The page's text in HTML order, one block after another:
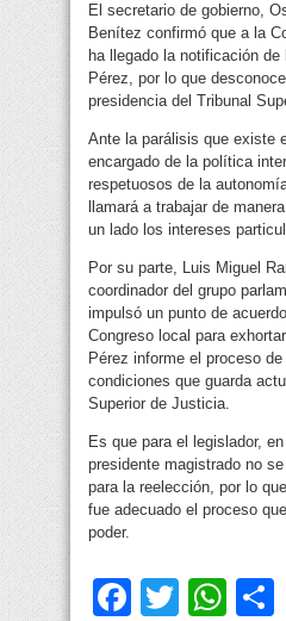
El secretario de gobierno,
Benítez confirmó que a la
ha llegado la notificación
Pérez, por lo que
presidencia del Tribunal
Ante la parálisis que existe
encargado de la política
respetuosos de la
llamará a trabajar de
un lado los intereses
Por su parte, Luis Miguel
coordinador del grupo
impulsó un punto de
Congreso local para
Pérez informe el proceso
condiciones que guarda
Superior de Justicia.
Es que para el legislador,
presidente magistrado no
para la reelección, por lo
fue adecuado el proceso
poder.
Facebook
Twitter